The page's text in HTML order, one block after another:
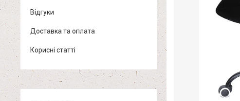
Відгуки
Доставка та оплата
Корисні статті